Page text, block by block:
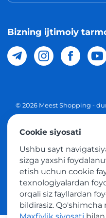
Bizning ijtimoiy
© 2026 Meest Shopping -
Tovar sotib olish
Cookie siyosati
Ushbu sayt
sizga yaxshi
etish uchun cookie
texnologiyalardan
orqali siz fayllardan
bildirasiz.